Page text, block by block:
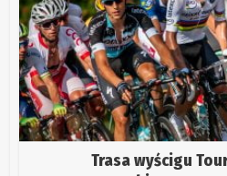
Trasa wyścigu